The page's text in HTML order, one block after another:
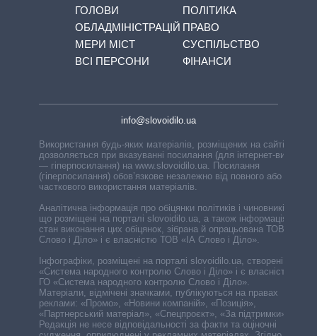
ГОЛОВИ
ОБЛАДМІНІСТРАЦІЙ
МЕРИ МІСТ
ВСІ ПЕРСОНИ
ПОЛІТИКА
ПРАВО
СУСПІЛЬСТВО
ФІНАНСИ
info@slovoidilo.ua
Використання будь-яких матеріалів, розміщених на сайті,
дозволяється при вказуванні посилання (для інтернет-видань
— гіперпосилання) на www.slovoidilo.ua. Посилання
(гіперпосилання) обов’язкове незалежно від повного або
часткового використання матеріалів.
Аналітична інформація про обіцянки політиків і чиновників,
що розміщені на порталі slovoidilo.ua, а також інформація про
стан виконання цих обіцянок, зібрана й опрацьована ТОВ «ІА
Слово і Діло» і є власністю ТОВ «ІА Слово і Діло».
Інфографіки, розміщені на порталі slovoidilo.ua, створені ГО
«Система народного контролю Слово і Діло» і є власністю
ГО «Система народного контролю Слово і Діло».
Матеріали, відмічені значками, публікуються на правах
реклами: «Промо», «Новини компаній», «Позиція»,
«Партнерський матеріал», «Спецпроєкт», «За підтримки».
Редакція не несе відповідальності за факти та оціночні